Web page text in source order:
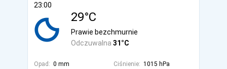
23:00
29°C
Odczuwalna 31°C
Prawie bezchmurnie
Opad: 0 mm Ciśnienie: 1015 hPa